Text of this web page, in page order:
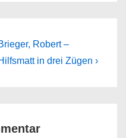
Robert –
in drei Zügen ›